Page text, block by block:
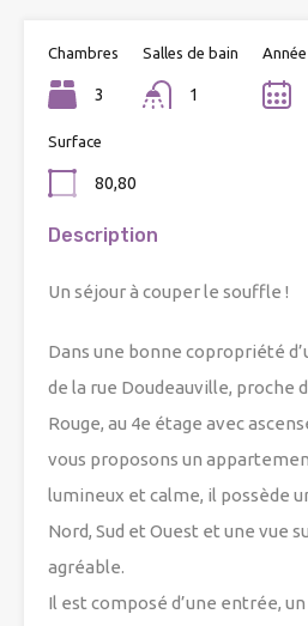
Chambres
3
Salles de bain
1
Surface
80,80
Description
Un séjour à couper le souffle !
Dans une bonne copropriété
de la rue Doudeauville, proche
Rouge, au 4e étage avec
vous proposons un
lumineux et calme, il possède
Nord, Sud et Ouest et une vue
agréable.
Il est composé d’une entrée,